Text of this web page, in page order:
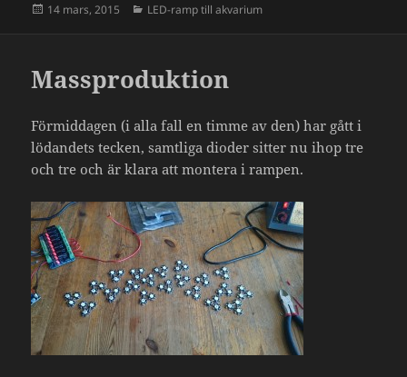
Postat
14 mars, 2015 Kategorier
LED-ramp till akvarium
Massproduktion
Förmiddagen (i alla fall en timme av den) har gått i
lödandets tecken, samtliga dioder sitter nu ihop tre
och tre och är klara att montera i rampen.